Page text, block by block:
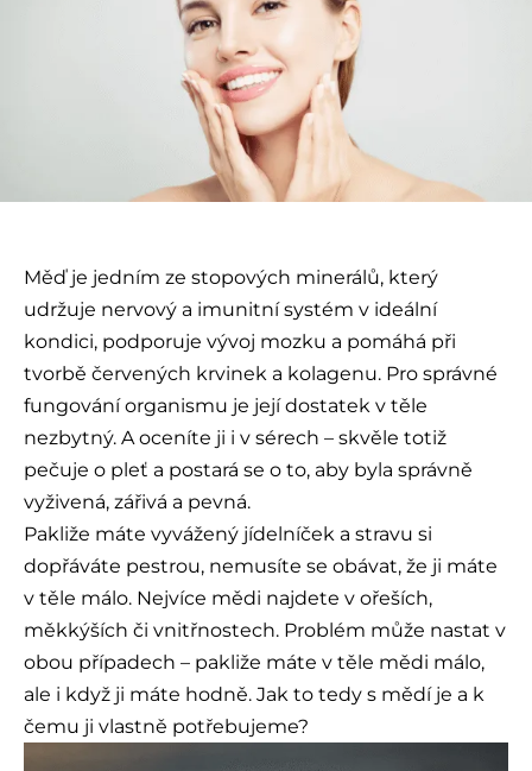
Měď je jedním ze stopových minerálů, který
udržuje nervový a imunitní systém v ideální
kondici, podporuje vývoj mozku a pomáhá při
tvorbě červených krvinek a kolagenu. Pro správné
fungování organismu je její dostatek v těle
nezbytný. A oceníte ji i v sérech – skvěle totiž
pečuje o pleť a postará se o to, aby byla správně
vyživená, zářivá a pevná.
Pakliže máte vyvážený jídelníček a stravu si
dopřáváte pestrou, nemusíte se obávat, že ji máte
v těle málo. Nejvíce mědi najdete v ořeších,
měkkýších či vnitřnostech. Problém může nastat v
obou případech – pakliže máte v těle mědi málo,
ale i když ji máte hodně. Jak to tedy s mědí je a k
čemu ji vlastně potřebujeme?